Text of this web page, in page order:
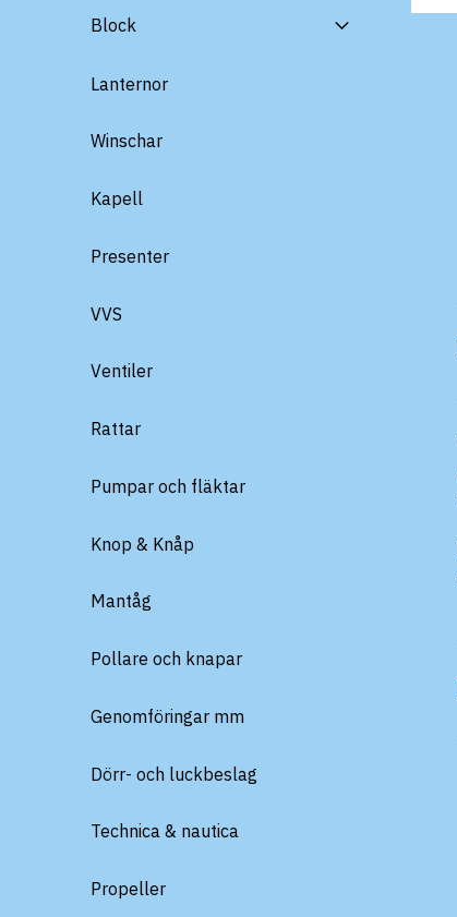
Block
Lanternor
Winschar
Kapell
Presenter
VVS
Ventiler
Rattar
Pumpar och fläktar
Knop & Knåp
Mantåg
Pollare och knapar
Genomföringar mm
Dörr- och luckbeslag
Technica & nautica
Propeller